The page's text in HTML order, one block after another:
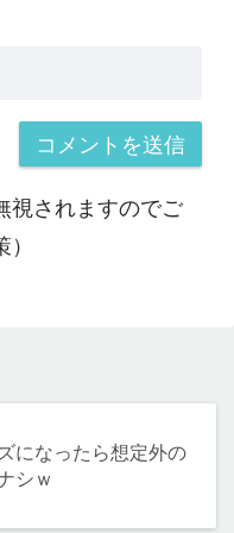
視されますのでご
になったら想定外の
シｗ